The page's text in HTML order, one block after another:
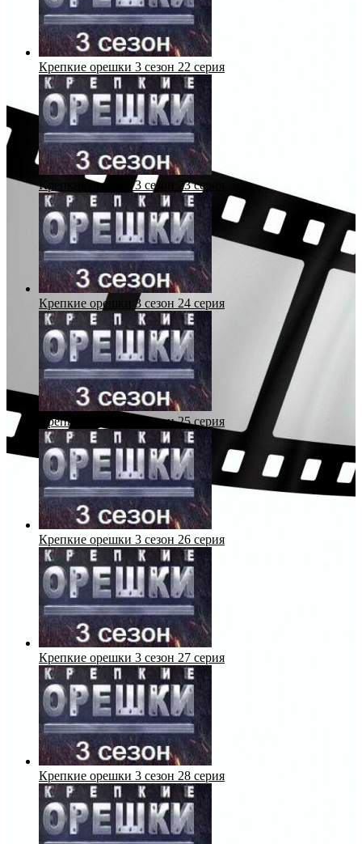
Крепкие орешки 3 сезон 22 серия
Крепкие орешки 3 сезон 23 серия
Крепкие орешки 3 сезон 24 серия
Крепкие орешки 3 сезон 25 серия
Крепкие орешки 3 сезон 26 серия
Крепкие орешки 3 сезон 27 серия
Крепкие орешки 3 сезон 28 серия